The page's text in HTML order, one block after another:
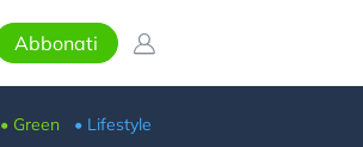
Abbonati
• Green • Lifestyle